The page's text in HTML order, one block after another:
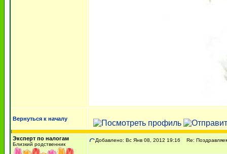
Вернуться к началу
Эксперт по налогам
Близкий родственник
Добавлено: Вс Янв 08, 2012 19:16 Re: